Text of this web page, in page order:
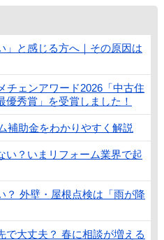
」と感じる方へ｜その原因は
チェンアワード2026「中古住
秀賞」を受賞しました！
補助金をわかりやすく解説
い？いまリフォーム業界で起
？ 外壁・屋根点検は「雨が降
で大丈夫？ 春に相談が増える